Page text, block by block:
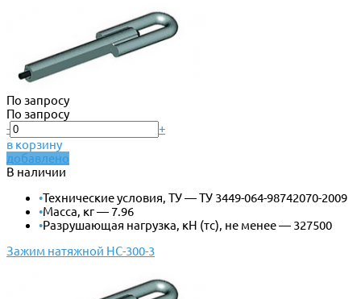
По запросу
По запросу
-
+
в корзину
добавлено
В наличии
•Технические условия, ТУ — ТУ 3449-064-98742070-2009
•Масса, кг — 7.96
•Разрушающая нагрузка, кН (тс), не менее — 327500
Зажим натяжной НС-300-3